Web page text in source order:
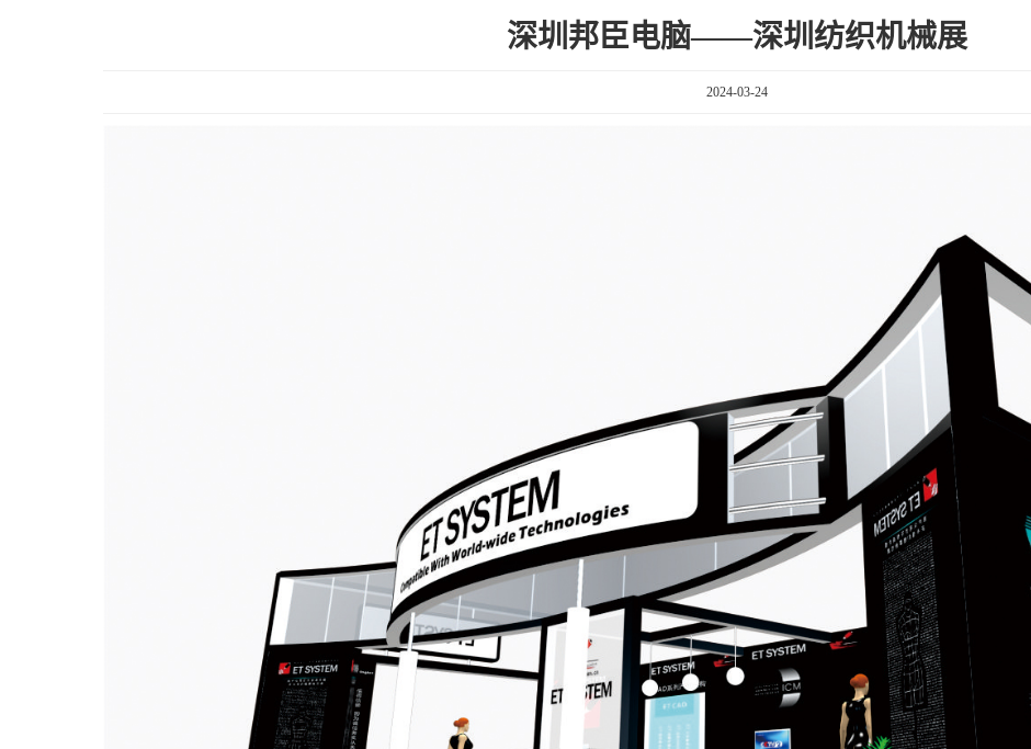
深圳邦臣电脑——深圳纺织机械展
2024-03-24